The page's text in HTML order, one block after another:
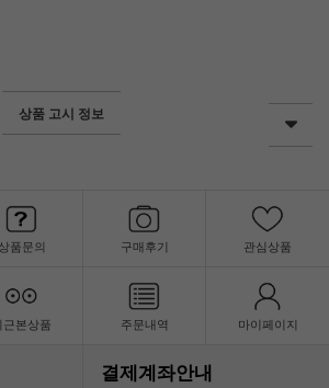
상품 고시 정보
상품문의 구매후기 관심상품
근본상품 주문내역 마이페이지
결제계좌안내